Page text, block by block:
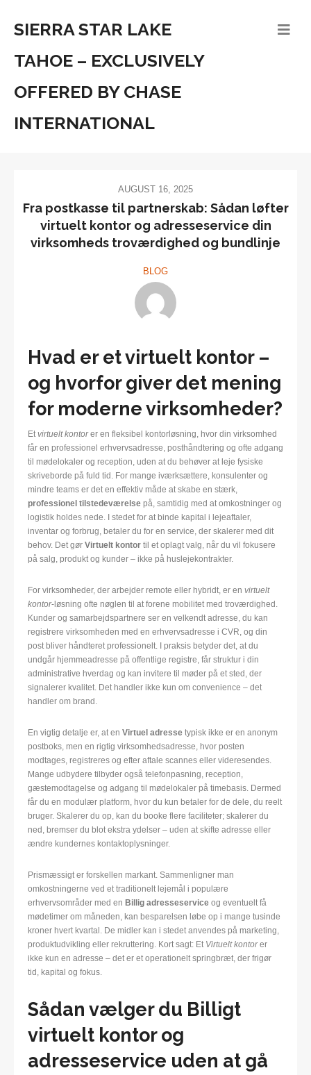
SIERRA STAR LAKE
TAHOE – EXCLUSIVELY
OFFERED BY CHASE
INTERNATIONAL
AUGUST 16, 2025
Fra postkasse til partnerskab: Sådan løfter
virtuelt kontor og adresseservice din
virksomheds troværdighed og bundlinje
BLOG
Hvad er et virtuelt kontor –
og hvorfor giver det mening
for moderne virksomheder?
Etvirtuelt kontorer en fleksibel kontorløsning, hvor din virksomhed
får en professionel erhvervsadresse, posthåndtering og ofte adgang
til mødelokaler og reception, uden at du behøver at leje fysiske
skriveborde på fuld tid. For mange iværksættere, konsulenter og
mindre teams er det en effektiv måde at skabe en stærk,
professionel tilstedeværelse på, samtidig med at omkostninger og
logistik holdes nede. I stedet for at binde kapital i lejeaftaler,
inventar og forbrug, betaler du for en service, der skalerer med dit
behov. Det gør Virtuelt kontor til et oplagt valg, når du vil fokusere
på salg, produkt og kunder – ikke på huslejekontrakter.
For virksomheder, der arbejder remote eller hybridt, er en virtuelt
kontor-løsning ofte nøglen til at forene mobilitet med troværdighed.
Kunder og samarbejdspartnere ser en velkendt adresse, du kan
registrere virksomheden med en erhvervsadresse i CVR, og din
post bliver håndteret professionelt. I praksis betyder det, at du
undgår hjemmeadresse på offentlige registre, får struktur i din
administrative hverdag og kan invitere til møder på et sted, der
signalerer kvalitet. Det handler ikke kun om convenience – det
handler om brand.
En vigtig detalje er, at en Virtuel adresse typisk ikke er en anonym
postboks, men en rigtig virksomhedsadresse, hvor posten
modtages, registreres og efter aftale scannes eller videresendes.
Mange udbydere tilbyder også telefonpasning, reception,
gæstemodtagelse og adgang til mødelokaler på timebasis. Dermed
får du en modulær platform, hvor du kun betaler for de dele, du reelt
bruger. Skalerer du op, kan du booke flere faciliteter; skalerer du
ned, bremser du blot ekstra ydelser – uden at skifte adresse eller
ændre kundernes kontaktoplysninger.
Prismæssigt er forskellen markant. Sammenligner man
omkostningerne ved et traditionelt lejemål i populære
erhvervsområder med en Billig adresseservice og eventuelt få
mødetimer om måneden, kan besparelsen løbe op i mange tusinde
kroner hvert kvartal. De midler kan i stedet anvendes på marketing,
produktudvikling eller rekruttering. Kort sagt: Et Virtuelt kontorer
ikke kun en adresse – det er et operationelt springbræt, der frigør
tid, kapital og fokus.
Sådan vælger du Billigt
virtuelt kontor og
adresseservice uden at gå